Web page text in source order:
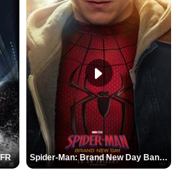
Spider-Man: Brand New Day Bande-annonce VO STFR